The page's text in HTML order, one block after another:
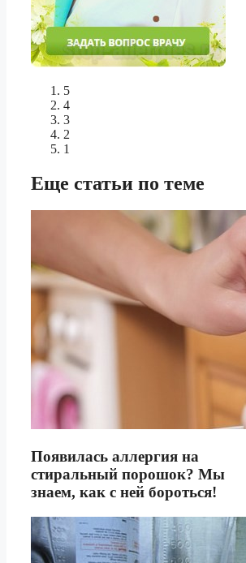
5
4
3
2
1
Еще статьи по теме
Появилась аллергия на
стиральный порошок? Мы
знаем, как с ней бороться!